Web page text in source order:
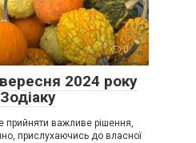
0
2024 року
прийняти важливе рішення,
прислухаючись до власної